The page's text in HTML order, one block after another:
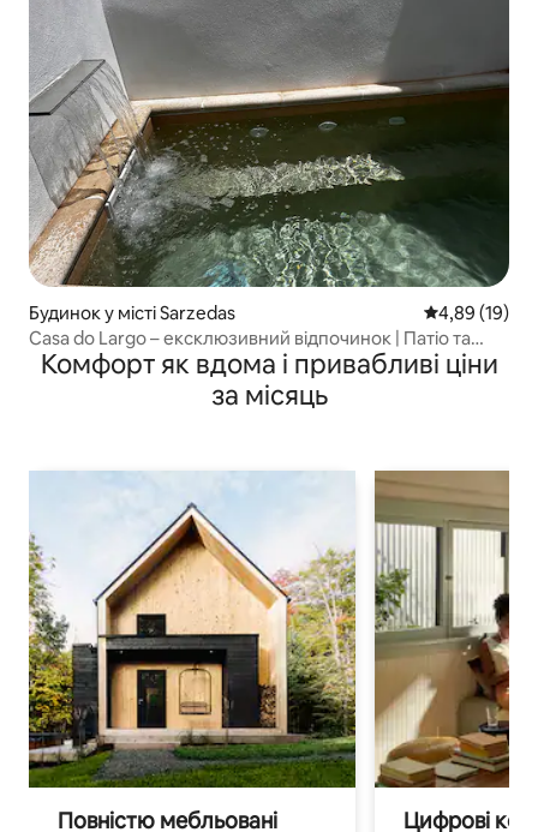
Будинок у місті Sarzedas Середня
4,89 (19)
Casa do Largo – ексклюзивний відпочинок | Патіо та
басейн
Комфорт як вдома і привабливі ціни
за місяць
Повністю мебльовані Цифрові